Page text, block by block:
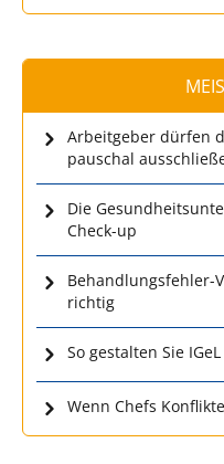
Arbeitgeber dürfen
pauschal
Die
Check-up
Behandlungsfehler-
richtig
So gestalten Sie
Wenn Chefs